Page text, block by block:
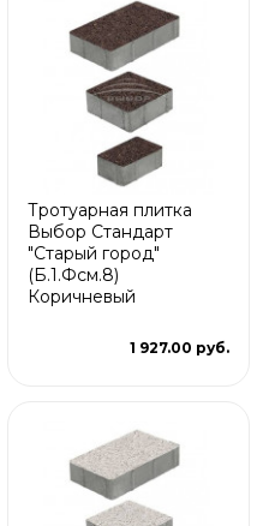
Тротуарная плитка
Выбор Стандарт
"Старый город"
(Б.1.Фсм.8)
Коричневый
1 927.00 руб.